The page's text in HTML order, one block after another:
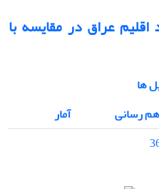
اقلیم عراق در مقایسه با
ها
هم رسانی
آمار